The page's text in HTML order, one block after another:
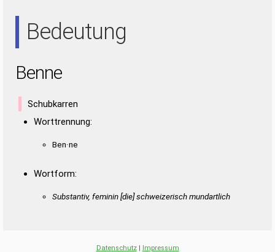
Bedeutung
Benne
Schubkarren
Worttrennung:
Ben·ne
Wortform:
Substantiv, feminin [die] schweizerisch mundartlich
Datenschutz| Impressum